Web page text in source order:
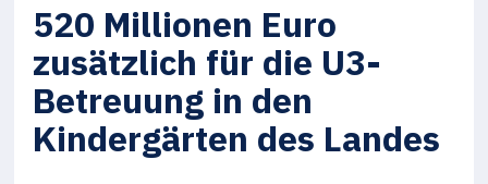
520 Millionen Euro
zusätzlich für die U3-
Betreuung in den
Kindergärten des Landes